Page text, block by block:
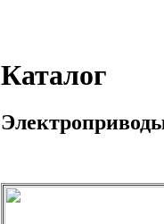
Каталог